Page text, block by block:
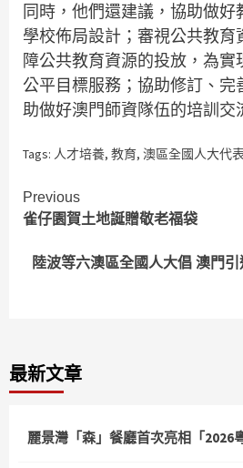
同時，他們還建議，協助做好
學校佈局設計；審視公共教
障公共教育資源的投放，為實
公平目標服務；協助修訂、完
助做好澳門師資隊伍的培訓交
Tags: 人才培養, 教育, 澳區全國人大代表
Continue
Reading
Previous
雀仔園賀土地誕贈敬老福袋
陸波等六澳區全國人大倡 澳門
最新文章
麗景灣「森」餐廳首次亮相「2026